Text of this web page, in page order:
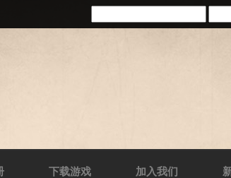
下载游戏 加入我们